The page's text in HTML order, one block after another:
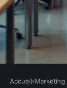
Accueil›Marketing